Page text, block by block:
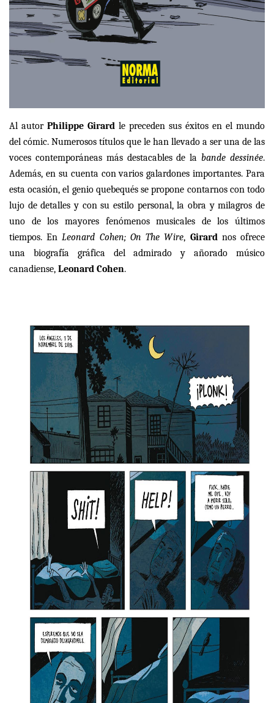
Al autor Philippe Girard le preceden sus éxitos en el mundo
del cómic. Numerosos títulos que le han llevado a ser una de las
voces contemporáneas más destacables de labande dessinée.
Además, en su cuenta con varios galardones importantes. Para
esta ocasión, el genio quebequés se propone contarnos con todo
lujo de detalles y con su estilo personal, la obra y milagros de
uno de los mayores fenómenos musicales de los últimos
tiempos. EnLeonard Cohen; On The Wire, Girardnos ofrece
una biografía gráfica del admirado y añorado músico
canadiense, Leonard Cohen.